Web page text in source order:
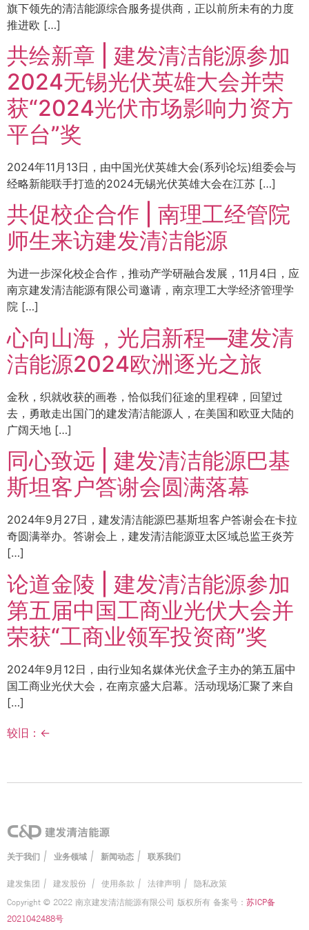
旗下领先的清洁能源综合服务提供商，正以前所未有的力度
推进欧 […]
共绘新章 | 建发清洁能源参加
2024无锡光伏英雄大会并荣
获“2024光伏市场影响力资方
平台”奖
2024年11月13日，由中国光伏英雄大会(系列论坛)组委会与
经略新能联手打造的2024无锡光伏英雄大会在江苏 […]
共促校企合作 | 南理工经管院
师生来访建发清洁能源
为进一步深化校企合作，推动产学研融合发展，11月4日，应
南京建发清洁能源有限公司邀请，南京理工大学经济管理学
院 […]
心向山海，光启新程—建发清
洁能源2024欧洲逐光之旅
金秋，织就收获的画卷，恰似我们征途的里程碑，回望过
去，勇敢走出国门的建发清洁能源人，在美国和欧亚大陆的
广阔天地 […]
同心致远 | 建发清洁能源巴基
斯坦客户答谢会圆满落幕
2024年9月27日，建发清洁能源巴基斯坦客户答谢会在卡拉
奇圆满举办。答谢会上，建发清洁能源亚太区域总监王炎芳
[…]
论道金陵 | 建发清洁能源参加
第五届中国工商业光伏大会并
荣获“工商业领军投资商”奖
2024年9月12日，由行业知名媒体光伏盒子主办的第五届中
国工商业光伏大会，在南京盛大启幕。活动现场汇聚了来自
[…]
较旧： ←
关于我们 | 业务领域 | 新闻动态 | 联系我们
建发集团 | 建发股份 | 使用条款 | 法律声明 |
隐私政策
Copyright © 2022 南京建发清洁能源有限公司 版权所有 备案号： 苏ICP备
2021042488号